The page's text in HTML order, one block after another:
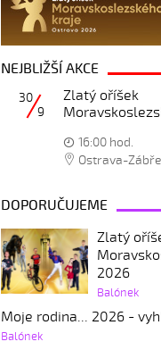
NEJBLIŽŠÍ AKCE
Zlatý oříšek
30
9
16:00 hod.
Ostrava-
DOPORUČUJEME
Zlatý
2026
Balónek
Moje rodina... 2026 -
Balónek